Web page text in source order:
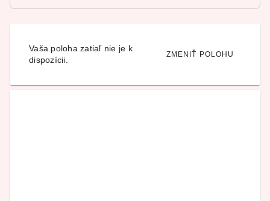
Vaša poloha zatiaľ nie je k
dispozícii.
ZMENIŤ POLOHU